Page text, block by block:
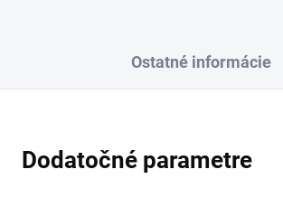
Ostatné informácie
Dodatočné parametre